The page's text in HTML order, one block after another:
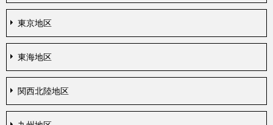
東京地区
東海地区
関西北陸地区